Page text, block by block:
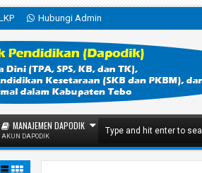
Hubungi Admin
MANAJEMEN DAPODIK
AKUN DAPODIK